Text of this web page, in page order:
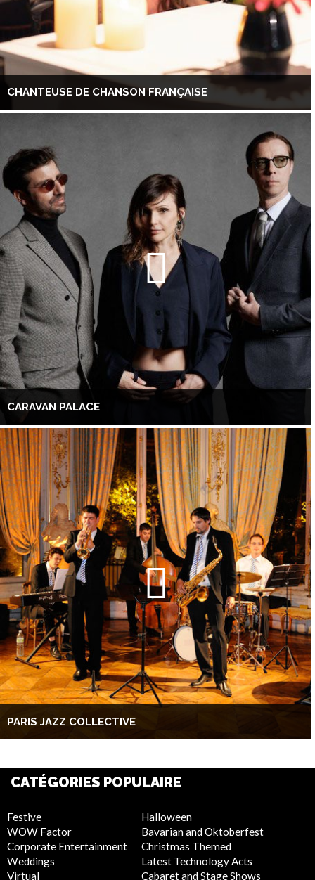
CHANTEUSE DE CHANSON FRANÇAISE
CARAVAN PALACE
PARIS JAZZ COLLECTIVE
CATÉGORIES POPULAIRE
Festive
WOW Factor
Corporate Entertainment
Weddings
Virtual
Halloween
Bavarian and Oktoberfest
Christmas Themed
Latest Technology Acts
Cabaret and Stage Shows